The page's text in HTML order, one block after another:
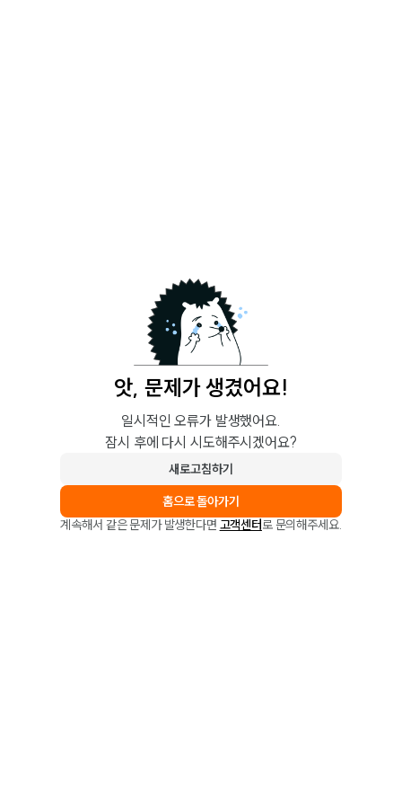
앗, 문제가 생겼어요!
일시적인 오류가 발생했어요.
잠시 후에 다시 시도해주시겠어요?
새로고침하기
홈으로 돌아가기
계속해서 같은 문제가 발생한다면 고객센터로 문의해주세요.